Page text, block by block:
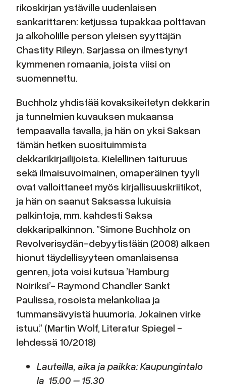
rikoskirjan ystäville uudenlaisen
sankarittaren: ketjussa tupakkaa polttavan
ja alkoholille person yleisen syyttäjän
Chastity Rileyn. Sarjassa on ilmestynyt
kymmenen romaania, joista viisi on
suomennettu.
Buchholz yhdistää kovaksikeitetyn dekkarin
ja tunnelmien kuvauksen mukaansa
tempaavalla tavalla, ja hän on yksi Saksan
tämän hetken suosituimmista
dekkarikirjailijoista. Kielellinen taituruus
sekä ilmaisuvoimainen, omaperäinen tyyli
ovat valloittaneet myös kirjallisuuskriitikot,
ja hän on saanut Saksassa lukuisia
palkintoja, mm. kahdesti Saksa
dekkaripalkinnon. ”Simone Buchholz on
Revolverisydän-debyytistään (2008) alkaen
hionut täydellisyyteen omanlaisensa
genren, jota voisi kutsua ’Hamburg
Noiriksi’- Raymond Chandler Sankt
Paulissa, rosoista melankoliaa ja
tummansävyistä huumoria. Jokainen virke
istuu.” (Martin Wolf, Literatur Spiegel -
lehdessä 10/2018)
Lauteilla, aika ja paikka: Kaupungintalo
la 15.00 – 15.30